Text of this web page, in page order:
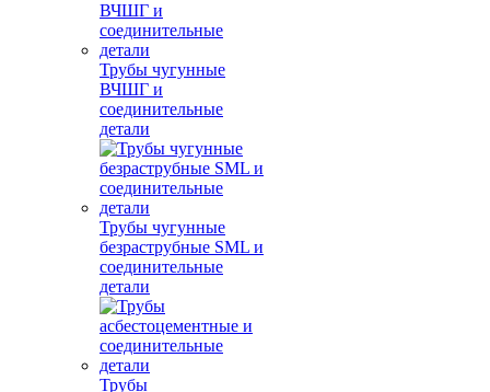
Трубы чугунные
ВЧШГ и
соединительные
детали
Трубы чугунные
безраструбные SML и
соединительные
детали
Трубы